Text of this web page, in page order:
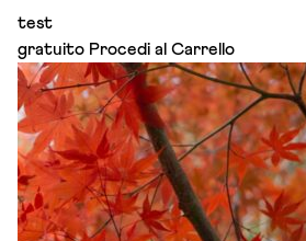
test
gratuito Procedi al Carrello